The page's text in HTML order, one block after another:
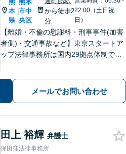
熊
本
県
|
熊本
市中
央区
から徒歩2
分
22:00（土日祝
日）
【離婚・不倫の慰謝料・刑事事件(加害
者側)・交通事故など】東京スタートア
ップ法律事務所は国内29拠点体制で全
専門性の高い弁護士が寄り添い解決を
サポートします。
メールでお問い合わせ
田上 裕輝 弁護士
保田窪法律事務所